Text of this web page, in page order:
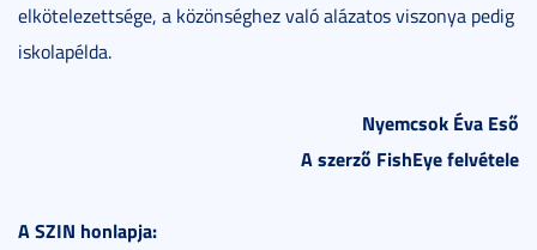
elkötelezettsége, a közönséghez való alázatos viszonya pedig
iskolapélda.
Nyemcsok Éva Eső
A szerző FishEye felvétele
A SZIN honlapja: